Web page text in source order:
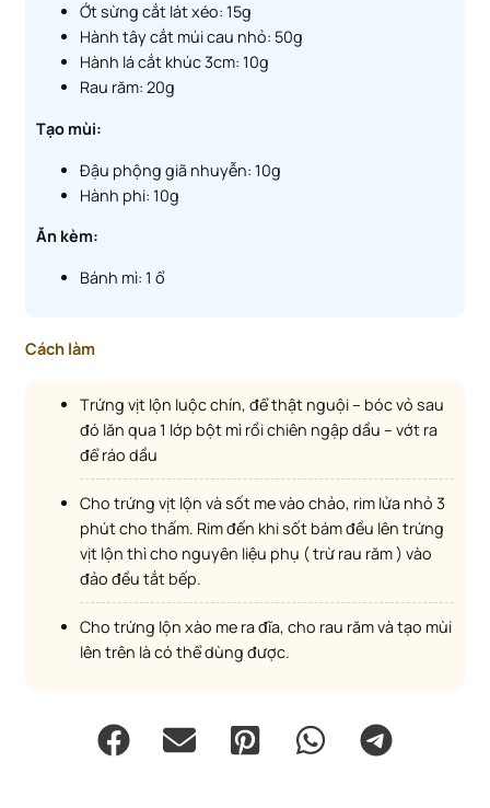
Ớt sừng cắt lát xéo: 15g
Hành tây cắt múi cau nhỏ: 50g
Hành lá cắt khúc 3cm: 10g
Rau răm: 20g
Tạo mùi:
Đậu phộng giã nhuyễn: 10g
Hành phi: 10g
Ăn kèm:
Bánh mì: 1 ổ
Cách làm
Trứng vịt lộn luộc chín, để thật nguội – bóc vỏ sau
đó lăn qua 1 lớp bột mì rồi chiên ngập dầu – vớt ra
để ráo dầu
Cho trứng vịt lộn và sốt me vào chảo, rim lửa nhỏ 3
phút cho thấm. Rim đến khi sốt bám đều lên trứng
vịt lộn thì cho nguyên liệu phụ ( trừ rau răm ) vào
đảo đều tắt bếp.
Cho trứng lộn xào me ra đĩa, cho rau răm và tạo mùi
lên trên là có thể dùng được.